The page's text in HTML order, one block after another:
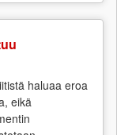
haluaa eroa
eikä